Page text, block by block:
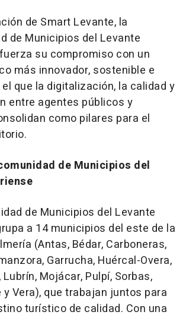
de Smart Levante, la
de Municipios del Levante
su compromiso con un
más innovador, sostenible e
que la digitalización, la calidad y
entre agentes públicos y
como pilares para el
de Municipios del
de Municipios del Levante
a 14 municipios del este de la
(Antas, Bédar, Carboneras,
Garrucha, Huércal-Overa,
Mojácar, Pulpí, Sorbas,
y Vera), que trabajan juntos para
turístico de calidad. Con una